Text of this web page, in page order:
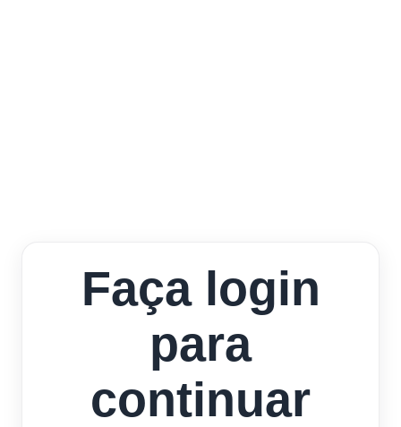
Faça login
para
continuar